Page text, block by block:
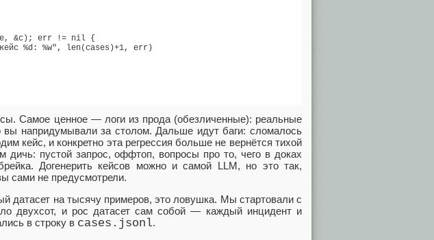
&c); err != nil {
%d: %w", len(cases)+1, err)
Самое ценное — логи из прода (обезличенные): реальные
вы напридумывали за столом. Дальше идут баги: сломалось
кейс, и конкретно эта регрессия больше не вернётся тихой
дичь: пустой запрос, оффтоп, вопросы про то, чего в доках
Догенерить кейсов можно и самой LLM, но это так,
сами не предусмотрели.
датасет на тысячу примеров, это ловушка. Мы стартовали с
двухсот, и рос датасет сам собой — каждый инцидент и
в строку в cases.jsonl.